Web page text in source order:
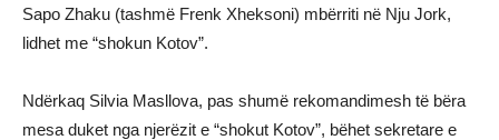
Sapo Zhaku (tashmë Frenk Xheksoni) mbërriti në Nju Jork,
lidhet me “shokun Kotov”.
Ndërkaq Silvia Masllova, pas shumë rekomandimesh të bëra
mesa duket nga njerëzit e “shokut Kotov”, bëhet sekretare e